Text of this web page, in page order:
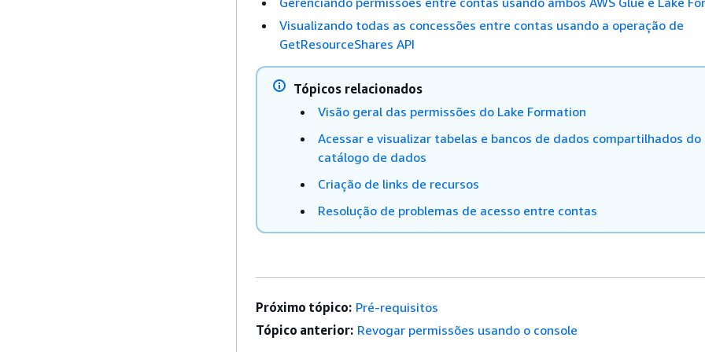
Visualizando todas as concessões entre contas usando a operação de
GetResourceShares API
Tópicos relacionados
Visão geral das permissões do Lake Formation
Acessar e visualizar tabelas e bancos de dados compartilhados do
catálogo de dados
Criação de links de recursos
Resolução de problemas de acesso entre contas
Próximo tópico: Pré-requisitos
Tópico anterior: Revogar permissões usando o console